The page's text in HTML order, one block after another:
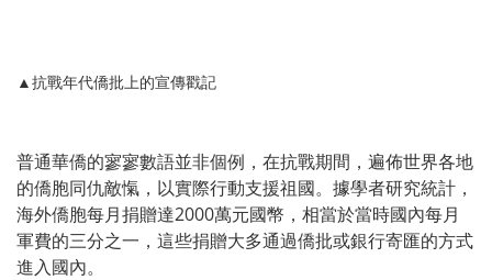
▲抗戰年代僑批上的宣傳戳記
普通華僑的寥寥數語並非個例，在抗戰期間，遍佈世界各地
的僑胞同仇敵愾，以實際行動支援祖國。據學者研究統計，
海外僑胞每月捐贈達2000萬元國幣，相當於當時國內每月
軍費的三分之一，這些捐贈大多通過僑批或銀行寄匯的方式
進入國內。